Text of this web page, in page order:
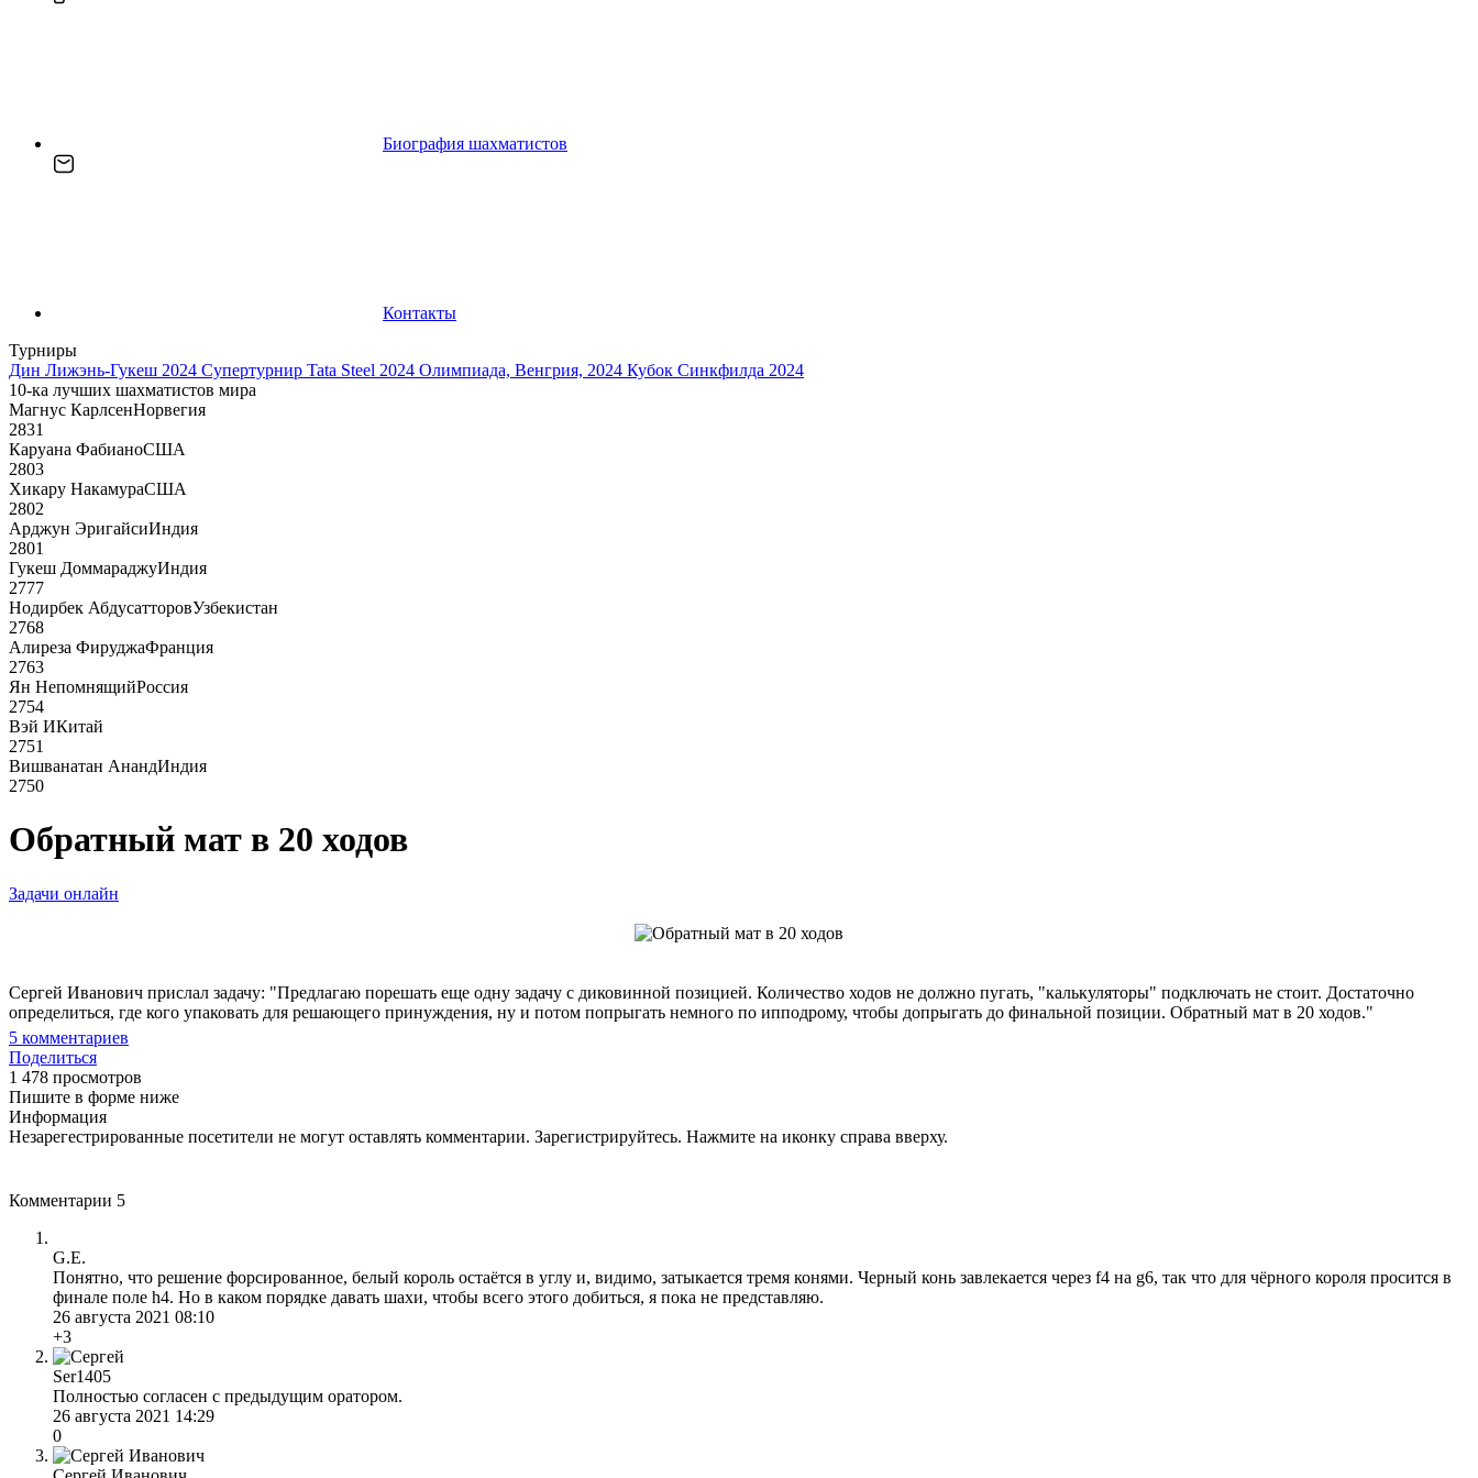
Биография шахматистов
Контакты
Турниры
Дин Лижэнь-Гукеш 2024 Супертурнир Tata Steel 2024 Олимпиада, Венгрия, 2024 Кубок Синкфилда 2024
10-ка лучших шахматистов мира
Магнус КарлсенНорвегия
2831
Каруана ФабианоСША
2803
Хикару НакамураСША
2802
Арджун ЭригайсиИндия
2801
Гукеш ДоммараджуИндия
2777
Нодирбек АбдусатторовУзбекистан
2768
Алиреза ФируджаФранция
2763
Ян НепомнящийРоссия
2754
Вэй ИКитай
2751
Вишванатан АнандИндия
2750
Обратный мат в 20 ходов
Задачи онлайн
Сергей Иванович прислал задачу: "Предлагаю порешать еще одну задачу с диковинной позицией. Количество ходов не должно пугать, "калькуляторы" подключать не стоит. Достаточно
определиться, где кого упаковать для решающего принуждения, ну и потом попрыгать немного по ипподрому, чтобы допрыгать до финальной позиции. Обратный мат в 20 ходов."
5 комментариев
Поделиться
1 478 просмотров
Пишите в форме ниже
Информация
Незарегестрированные посетители не могут оставлять комментарии. Зарегистрируйтесь. Нажмите на иконку справа вверху.
Комментарии 5
G.E.
Понятно, что решение форсированное, белый король остаётся в углу и, видимо, затыкается тремя конями. Черный конь завлекается через f4 нa g6, так что для чёрного короля просится в
финале поле h4. Но в каком порядке давать шахи, чтобы всего этого добиться, я пока не представляю.
26 августа 2021 08:10
+3
Ser1405
Полностью согласен с предыдущим оратором.
26 августа 2021 14:29
0